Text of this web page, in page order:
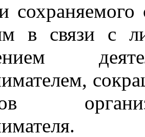
сохраняемого
в связи с